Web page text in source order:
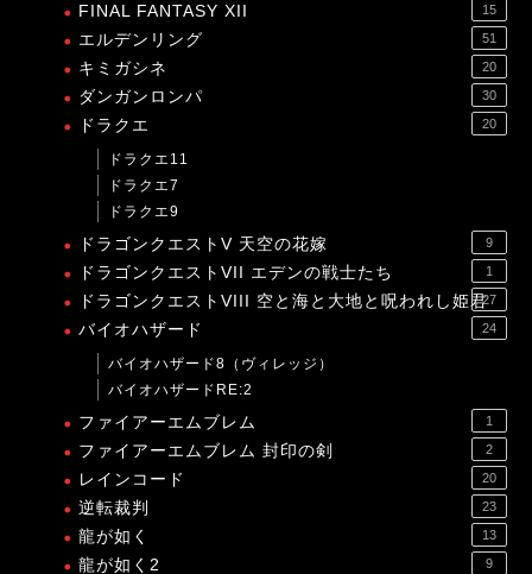
FINAL FANTASY XII 15
エルデンリング 51
キミガシネ 20
ダンガンロンパ 30
ドラクエ 20
ドラクエ11
ドラクエ7
ドラクエ9
ドラゴンクエストV 天空の花嫁 9
ドラゴンクエストVII エデンの戦士たち 1
ドラゴンクエストVIII 空と海と大地と呪われし姫君27
バイオハザード 24
バイオハザード8（ヴィレッジ）
バイオハザードRE:2
ファイアーエムブレム 1
ファイアーエムブレム 封印の剣 2
レインコード 20
逆転裁判 23
龍が如く 13
龍が如く2 9